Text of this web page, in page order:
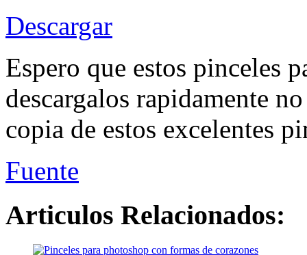
Descargar
Espero que estos pinceles
descargalos rapidamente
copia de estos excelentes
Fuente
Articulos Relacionados: